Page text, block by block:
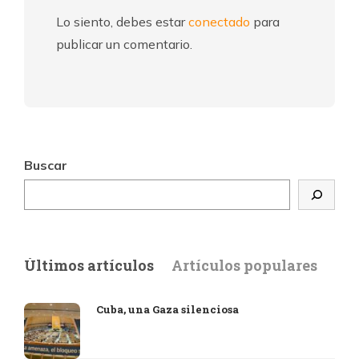
Lo siento, debes estarconectado para
publicar un comentario.
Buscar
Últimos artículos Artículos populares
Cuba, una Gaza silenciosa